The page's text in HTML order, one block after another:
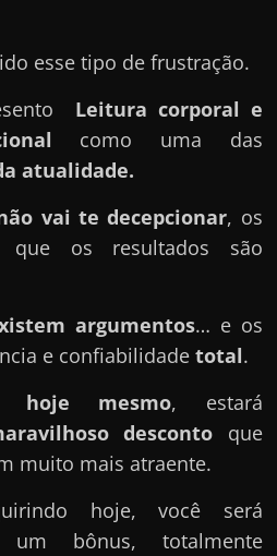
esse tipo de frustração.
Leitura corporal e
como uma das
atualidade.
vai te decepcionar, os
que os resultados são
argumentos… e os
e confiabilidadetotal.
hoje mesmo, estará
desconto que
muito mais atraente.
hoje, você será
um bônus, totalmente